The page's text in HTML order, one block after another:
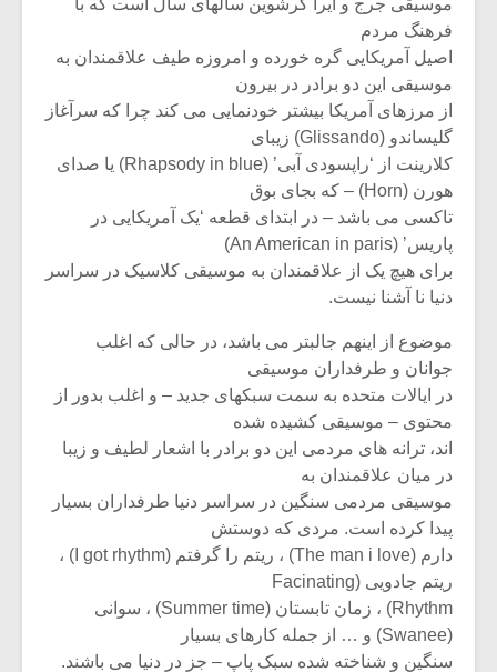
فرهنگ مردم
اصیل آمریکایی گره خورده و امروزه طیف علاقمندان به
موسیقی این دو برادر در بیرون
از مرزهای آمریکا بیشتر خودنمایی می کند چرا که سرآغاز
گلیساندو (Glissando) زیبای
کلارینت از ‘راپسودی آبی’ (Rhapsody in blue) یا صدای
هورن (Horn) – که بجای بوق
تاکسی می باشد – در ابتدای قطعه ‘یک آمریکایی در
پاریس’ (An American in paris)
برای هیچ یک از علاقمندان به موسیقی کلاسیک در سراسر
دنیا نا آشنا نیست.
موضوع از اینهم جالبتر می باشد، در حالی که اغلب
جوانان و طرفداران موسیقی
در ایالات متحده به سمت سبکهای جدید – و اغلب بدور از
محتوی – موسیقی کشیده شده
اند، ترانه های مردمی این دو برادر با اشعار لطیف و زیبا
در میان علاقمندان به
موسیقی مردمی سنگین در سراسر دنیا طرفداران بسیار
پیدا کرده است. مردی که دوستش
دارم (The man i love) ، ریتم را گرفتم (I got rhythm) ،
ریتم جادویی (Facinating
Rhythm) ، زمان تابستان (Summer time) ، سوانی
(Swanee) و … از جمله کارهای بسیار
سنگین و شناخته شده سبک پاپ – جز در دنیا می باشند.
میکلوش روژا
یادداشتی بر موسیقی
متن فیلم «متری
شیش و نیم»
اگر نمی توانی
مشهورترین باشی،
بدنام ترین باش
برگزار